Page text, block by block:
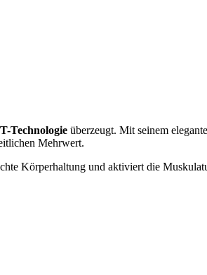
Technologie überzeugt. Mit seinem
Mehrwert.
Körperhaltung und aktiviert die